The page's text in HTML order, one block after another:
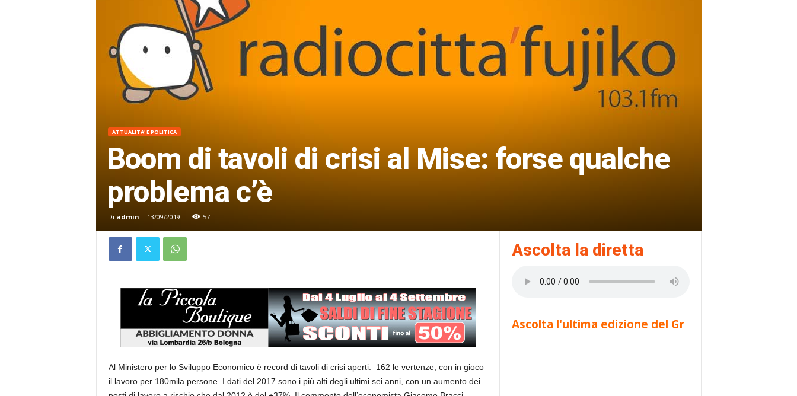
ATTUALITA' E POLITICA
Boom di tavoli di crisi al Mise: forse qualche
problema c’è
Di admin - 13/09/2019 57
Al Ministero per lo Sviluppo Economico è record di tavoli di crisi aperti: 162 le vertenze, con in gioco
il lavoro per 180mila persone. I dati del 2017 sono i più alti degli ultimi sei anni, con un aumento dei
Ascolta la diretta
Ascolta l'ultima edizione del Gr